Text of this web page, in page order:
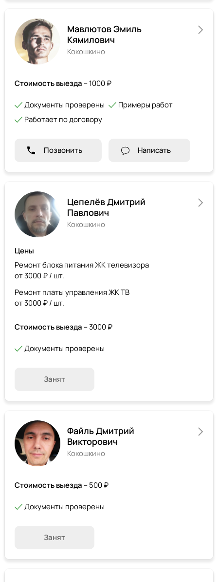
Мавлютов Эмиль
Кямилович
Кокошкино
Стоимость выезда – 1000 ₽
Документы проверены
Примеры работ
Работает по договору
Позвонить Написать
Цепелёв Дмитрий
Павлович
Кокошкино
Цены
Ремонт блока питания ЖК телевизора
от 3000 ₽ / шт.
Ремонт платы управления ЖК ТВ
от 3000 ₽ / шт.
Стоимость выезда – 3000 ₽
Документы проверены
Занят
Файль Дмитрий
Викторович
Кокошкино
Стоимость выезда – 500 ₽
Документы проверены
Занят